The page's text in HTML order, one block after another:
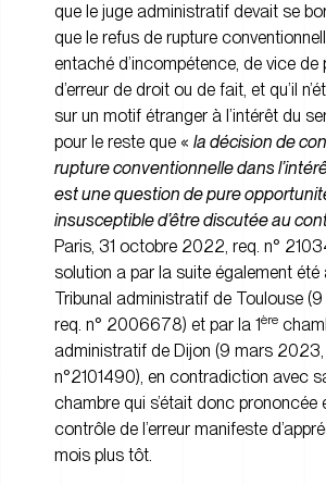
que le juge administratif devait se
que le refus de rupture
entaché d’incompétence, de vice de
d’erreur de droit ou de fait, et qu’il
sur un motif étranger à l’intérêt du
pour le reste que « la décision de
rupture conventionnelle dans
est une question de pure
insusceptible d’être discutée au
Paris, 31 octobre 2022, req. n°
solution a par la suite également été
Tribunal administratif de Toulouse
req. n° 2006678) et par la 1ère
administratif de Dijon (9 mars 2023,
n°2101490), en contradiction avec
chambre qui s’était donc prononcée
contrôle de l’erreur manifeste
mois plus tôt.